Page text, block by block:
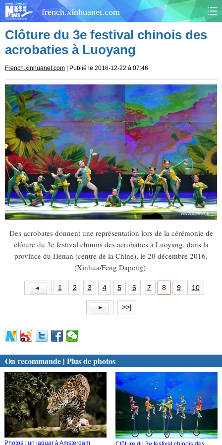
french.xinhuanet.com
CHINE MONDE
CULTURE SOCIÉTÉ
SANTÉ SPORTS
SCI&TECH PLANÈTE
TOURISME DOCUMENTS
DOSSIERS PHOTOS
VIDÉOS
Clôture du 3e festival chinois des
acrobaties à Luoyang
French.xinhuanet.com | Publié le 2016-12-22 à 07:46
Des acrobates donnent une représentation lors de la cérémonie de
clôture du 3e festival chinois des acrobaties à Luoyang, dans la
province du Henan (centre de la Chine), le 20 décembre 2016.
(Xinhua/Feng Dapeng)
1 2 3 4 5 6 7 8 9 10
>>|
On recommande | Plus de photos
Photos : un jaguar à Amsterdam